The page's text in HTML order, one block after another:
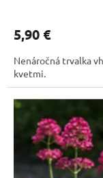
je
z
5
hviezdičiek.
5,90 €
Nenáročná trvalka
kvetmi.